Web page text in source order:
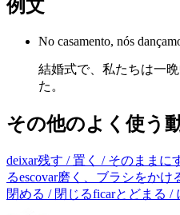
例文
No casamento, nós
結婚式で、私たちは一
た。
その他のよく使う
deixar残す / 置く / そのままに
るescovar磨く、ブラシをかけ
閉める / 閉じるficarとどまる /